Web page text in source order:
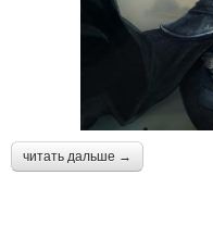
читать дальше →